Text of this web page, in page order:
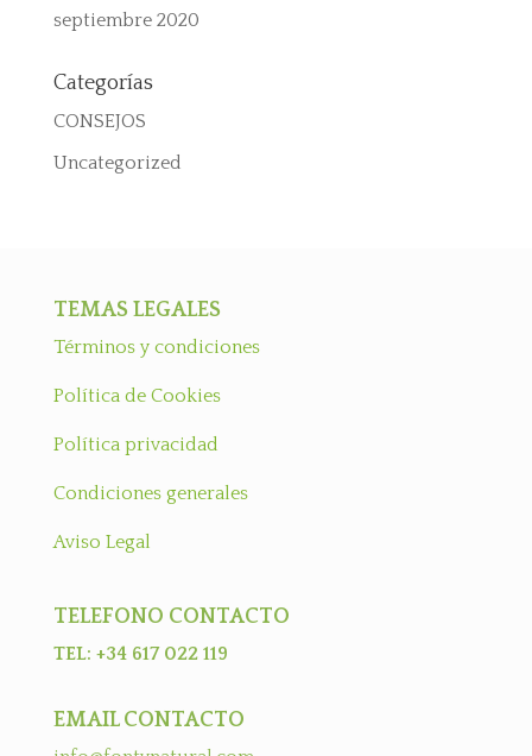
septiembre 2020
Categorías
CONSEJOS
Uncategorized
TEMAS LEGALES
Términos y condiciones
Política de Cookies
Política privacidad
Condiciones generales
Aviso Legal
TELEFONO CONTACTO
TEL: +34 617 022 119
EMAIL CONTACTO